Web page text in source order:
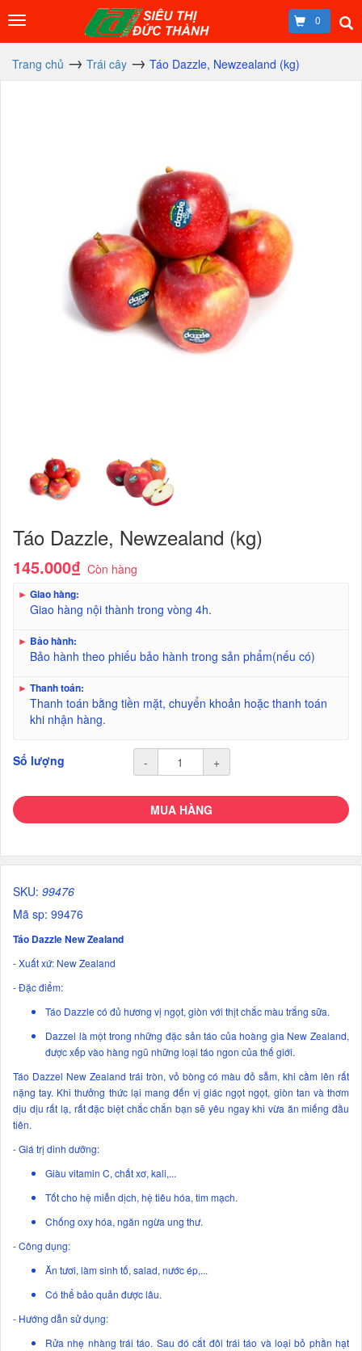
0
Trang chủ Trái cây Táo Dazzle, Newzealand (kg)
Táo Dazzle, Newzealand (kg)
145.000₫ Còn hàng
► Giao hàng:
Giao hàng nội thành trong vòng 4h.
► Bảo hành:
Bảo hành theo phiếu bảo hành trong sản phẩm(nếu có)
► Thanh toán:
Thanh toán bằng tiền mặt, chuyển khoản hoặc thanh toán
khi nhận hàng.
Số lượng - +
MUA HÀNG
SKU: 99476
Mã sp: 99476
Táo Dazzle New Zealand
- Xuất xứ: New Zealand
- Đặc điểm:
Táo Dazzle có đủ hương vị ngọt, giòn với thịt chắc màu trắng sữa.
Dazzel là một trong những đặc sản táo của hoàng gia New Zealand,
được xếp vào hàng ngũ những loại táo ngon của thế giới.
Táo Dazzel New Zealand trái tròn, vỏ bòng có màu đỏ sẫm, khi cầm lên rất
nặng tay. Khi thưởng thức lại mang đến vị giác ngọt ngọt, giòn tan và thơm
dịu dịu rất lạ, rất đặc biệt chắc chắn bạn sẽ yêu ngay khi vừa ăn miếng đầu
tiên.
- Giá trị dinh dưỡng:
Giàu vitamin C, chất xơ, kali,...
Tốt cho hệ miễn dịch, hệ tiêu hóa, tim mạch.
Chống oxy hóa, ngăn ngừa ung thư.
- Công dụng:
Ăn tươi, làm sinh tố, salad, nước ép,...
Có thể bảo quản được lâu.
- Hướng dẫn sử dụng:
Rửa nhẹ nhàng trái táo. Sau đó cắt đôi trái táo và loại bỏ phần hạt